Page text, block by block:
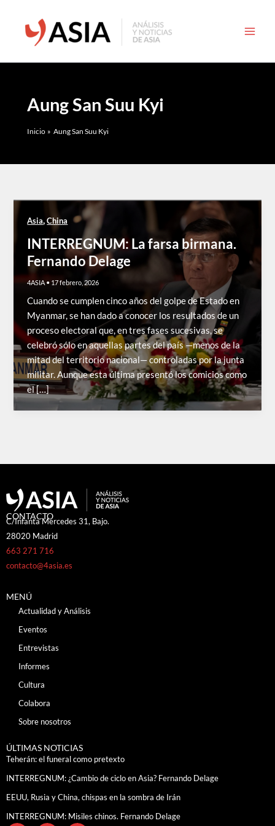
contenido
Aung San Suu Kyi
Inicio Aung San Suu Kyi
Asia,China
INTERREGNUM: La farsa birmana.
Fernando Delage
4ASIA • 17 febrero, 2026
Cuando se cumplen cinco años del golpe de Estado en
Myanmar, se han dado a conocer los resultados de un
proceso electoral que, en tres fases sucesivas, se
celebró sólo en aquellas partes del país —menos de la
mitad del territorio nacional— controladas por la junta
militar. Aunque esta última presentó los comicios como
el […]
CONTACTO
C/Infanta Mercedes 31, Bajo.
28020 Madrid
663 271 716
contacto@4asia.es
MENÚ
Actualidad y Análisis
Eventos
Entrevistas
Informes
Cultura
Colabora
Sobre nosotros
ÚLTIMAS NOTICIAS
Teherán: el funeral como pretexto
INTERREGNUM: ¿Cambio de ciclo en Asia? Fernando Delage
EEUU, Rusia y China, chispas en la sombra de Irán
INTERREGNUM: Misiles chinos. Fernando Delage